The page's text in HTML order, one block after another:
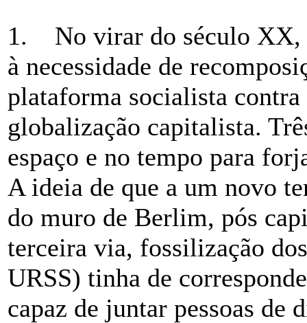
1. No virar do século XX,
à necessidade de
plataforma socialista
globalização capitalista.
espaço e no tempo para
A ideia de que a um novo
do muro de Berlim, pós
terceira via, fossilização
URSS) tinha de
capaz de juntar pessoas de